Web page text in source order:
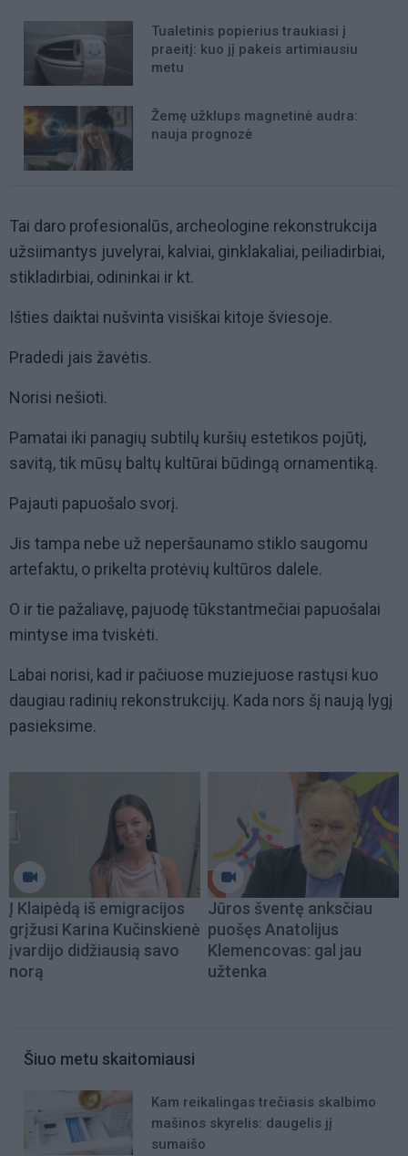
Tualetinis popierius traukiasi į
praeitį: kuo jį pakeis artimiausiu
metu
Žemę užklups magnetinė audra:
nauja prognozė
Tai daro profesionalūs, archeologine rekonstrukcija
užsiimantys juvelyrai, kalviai, ginklakaliai, peiliadirbiai,
stikladirbiai, odininkai ir kt.
Išties daiktai nušvinta visiškai kitoje šviesoje.
Pradedi jais žavėtis.
Norisi nešioti.
Pamatai iki panagių subtilų kuršių estetikos pojūtį,
savitą, tik mūsų baltų kultūrai būdingą ornamentiką.
Pajauti papuošalo svorį.
Jis tampa nebe už neperšaunamo stiklo saugomu
artefaktu, o prikelta protėvių kultūros dalele.
O ir tie pažaliavę, pajuodę tūkstantmečiai papuošalai
mintyse ima tviskėti.
Labai norisi, kad ir pačiuose muziejuose rastųsi kuo
daugiau radinių rekonstrukcijų. Kada nors šį naują lygį
pasieksime.
Į Klaipėdą iš emigracijos
grįžusi Karina Kučinskienė
įvardijo didžiausią savo
norą
Jūros šventę anksčiau
puošęs Anatolijus
Klemencovas: gal jau
užtenka
Šiuo metu skaitomiausi
Kam reikalingas trečiasis skalbimo
mašinos skyrelis: daugelis jį
sumaišo